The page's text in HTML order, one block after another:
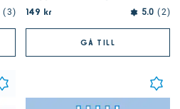
3
149 kr
5.0 2
GÅ TILL